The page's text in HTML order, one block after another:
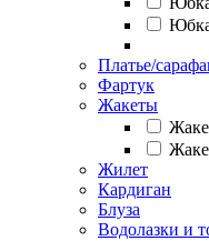
Платье/
Фартук
Жакеты
Жилет
Кардиган
Блуза
Водолазки и